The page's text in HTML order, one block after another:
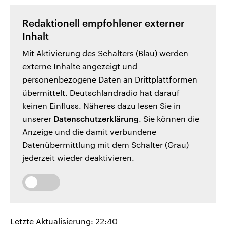
Redaktionell empfohlener externer
Inhalt
Mit Aktivierung des Schalters (Blau) werden
externe Inhalte angezeigt und
personenbezogene Daten an Drittplattformen
übermittelt. Deutschlandradio hat darauf
keinen Einfluss. Näheres dazu lesen Sie in
unserer Datenschutzerklärung. Sie können die
Anzeige und die damit verbundene
Datenübermittlung mit dem Schalter (Grau)
jederzeit wieder deaktivieren.
Letzte Aktualisierung: 22:40